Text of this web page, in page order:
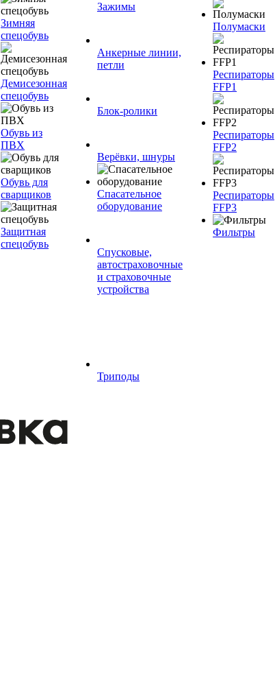
Зимняя
спецобувь
Демисезонная
спецобувь
Обувь из
ПВХ
Обувь для
сварщиков
Защитная
спецобувь
Зажимы
Анкерные линии,
петли
Блок-ролики
Верёвки, шнуры
Спасательное
оборудование
Спусковые,
автостраховочные
и страховочные
устройства
Триподы
Полумаски
Респираторы
FFP1
Респираторы
FFP2
Респираторы
FFP3
Фильтры